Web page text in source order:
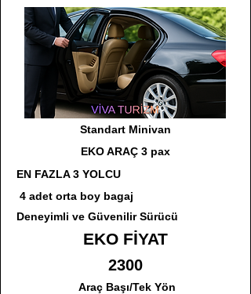
Standart Minivan
EKO ARAÇ 3 pax
EN FAZLA 3 YOLCU
4 adet orta boy bagaj
Deneyimli ve Güvenilir Sürücü
EKO FİYAT
2300
Araç Başı/Tek Yön